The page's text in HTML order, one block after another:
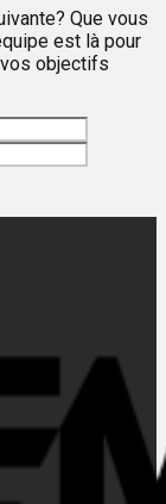
Que vous
est là pour
objectifs